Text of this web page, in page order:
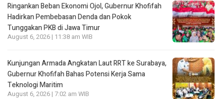
Ringankan Beban Ekonomi Ojol, Gubernur Khofifah
Hadirkan Pembebasan Denda dan Pokok
Tunggakan PKB di Jawa Timur
August 6, 2026 | 11:38 am WIB
Kunjungan Armada Angkatan Laut RRT ke Surabaya,
Gubernur Khofifah Bahas Potensi Kerja Sama
Teknologi Maritim
August 6, 2026 | 7:02 am WIB